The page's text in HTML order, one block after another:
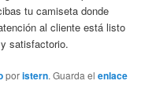
tu camiseta donde
al cliente está listo
satisfactorio.
poristern. Guarda elenlace